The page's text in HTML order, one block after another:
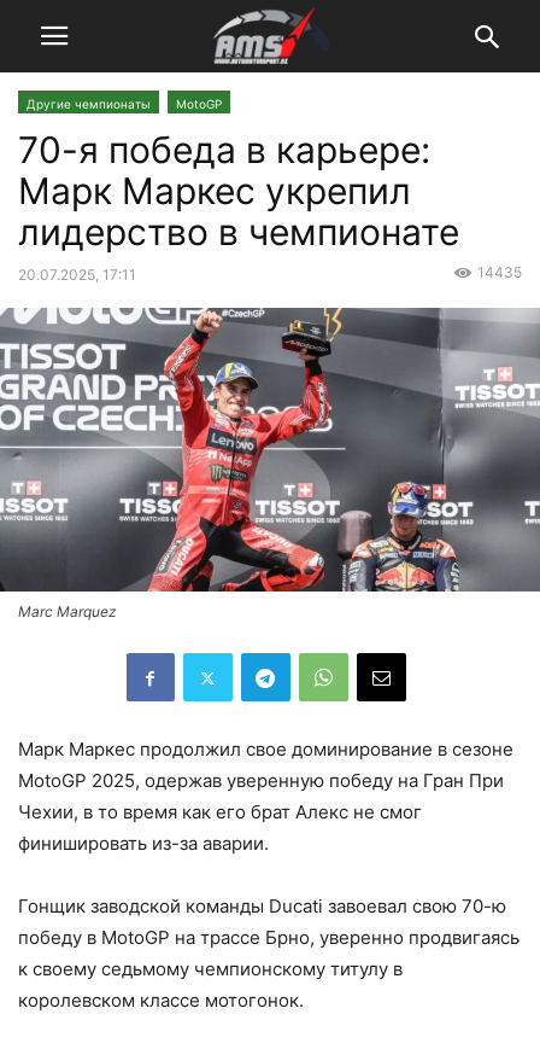
Другие чемпионаты MotoGP
70-я победа в карьере:
Марк Маркес укрепил
лидерство в чемпионате
20.07.2025, 17:11 14435
Marc Marquez
Марк Маркес продолжил свое доминирование в сезоне
MotoGP 2025, одержав уверенную победу на Гран При
Чехии, в то время как его брат Алекс не смог
финишировать из-за аварии.
Гонщик заводской команды Ducati завоевал свою 70-ю
победу в MotoGP на трассе Брно, уверенно продвигаясь
к своему седьмому чемпионскому титулу в
королевском классе мотогонок.